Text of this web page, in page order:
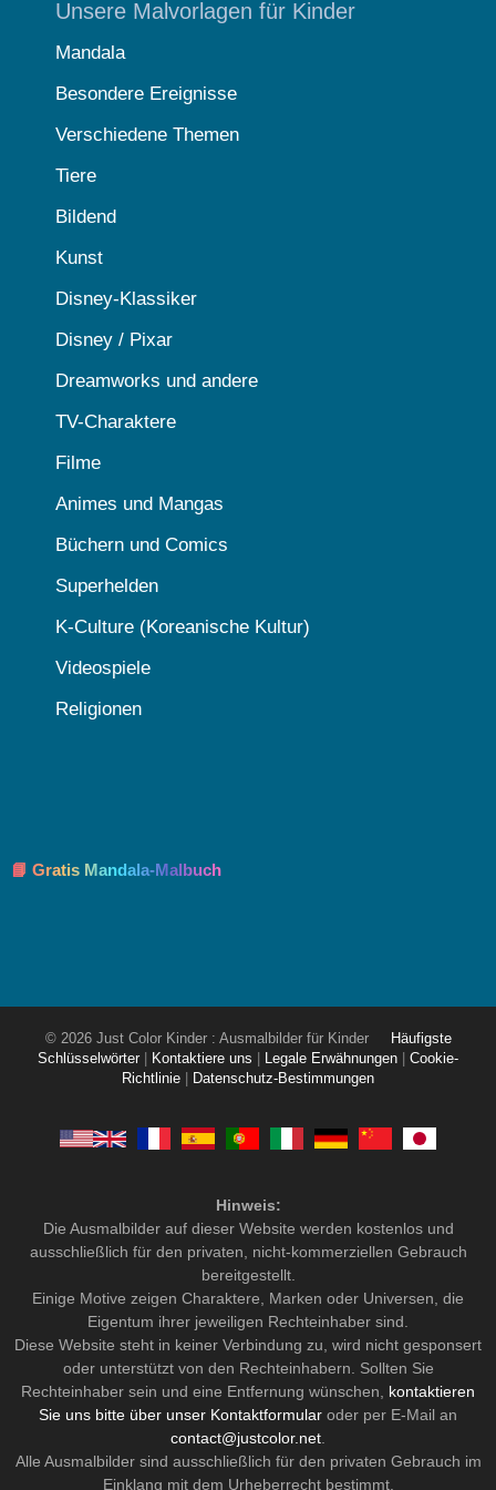
Unsere Malvorlagen für Kinder
Mandala
Besondere Ereignisse
Verschiedene Themen
Tiere
Bildend
Kunst
Disney-Klassiker
Disney / Pixar
Dreamworks und andere
TV-Charaktere
Filme
Animes und Mangas
Büchern und Comics
Superhelden
K-Culture (Koreanische Kultur)
Videospiele
Religionen
📘 Gratis Mandala-Malbuch
© 2026 Just Color Kinder : Ausmalbilder für Kinder
Häufigste
Schlüsselwörter
Kontaktiere uns Legale Erwähnungen
Cookie-
Richtlinie
Datenschutz-Bestimmungen
Hinweis:
Die Ausmalbilder auf dieser Website werden kostenlos und
ausschließlich für den privaten, nicht-kommerziellen Gebrauch
bereitgestellt.
Einige Motive zeigen Charaktere, Marken oder Universen, die
Eigentum ihrer jeweiligen Rechteinhaber sind.
Diese Website steht in keiner Verbindung zu, wird nicht gesponsert
oder unterstützt von den Rechteinhabern. Sollten Sie
Rechteinhaber sein und eine Entfernung wünschen, kontaktieren
Sie uns bitte über unser Kontaktformular oder per E-Mail an
contact@justcolor.net.
Alle Ausmalbilder sind ausschließlich für den privaten Gebrauch im
Einklang mit dem Urheberrecht bestimmt.